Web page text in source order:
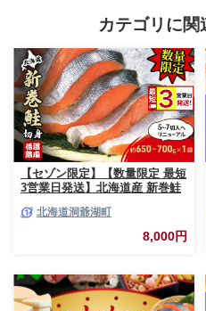
カテゴリに
【セゾン限定】【数量限定 最短
3営業日発送】北海道産 新巻鮭
700g/5～7切入) 最短配送 北海
道 秋鮭 小分け 鮭 さけ しゃけ
シャケ 中塩 海鮮 冷凍 お弁当
モン サケ
北海道洞爺湖町
8,000円